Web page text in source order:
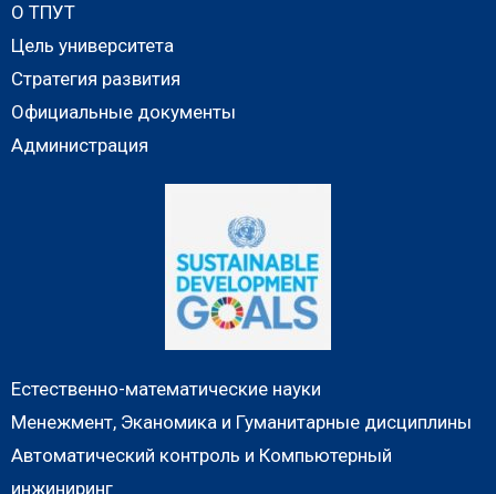
О ТПУТ
Цель университета
Стратегия развития
Официальные документы
Администрация
Естественно-математические науки
Менежмент, Эканомика и Гуманитарные дисциплины
Автоматический контроль и Компьютерный
инжиниринг